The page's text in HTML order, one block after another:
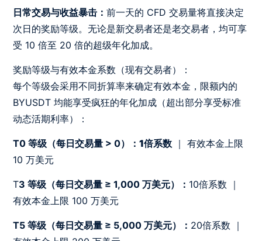
日常交易与收益暴击：前一天的 CFD 交易量将直接决定
次日的奖励等级。无论是新交易者还是老交易者，均可享
受 10 倍至 20 倍的超级年化加成。
奖励等级与有效本金系数（现有交易者）：
每个等级会采用不同折算率来确定有效本金，限额内的
BYUSDT 均能享受疯狂的年化加成（超出部分享受标准
动态活期利率）：
T0 等级（每日交易量 > 0）：1倍系数 ｜ 有效本金上限
10 万美元
T3 等级（每日交易量 ≥ 1,000 万美元）： 10倍系数 ｜
有效本金上限 100 万美元
T5 等级（每日交易量 ≥ 5,000 万美元）： 20倍系数 ｜